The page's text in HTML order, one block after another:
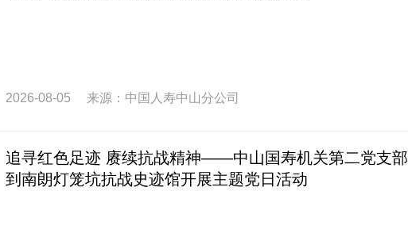
2026-08-05 来源：中国人寿中山分公司
追寻红色足迹 赓续抗战精神——中山国寿机关第二党支部
到南朗灯笼坑抗战史迹馆开展主题党日活动